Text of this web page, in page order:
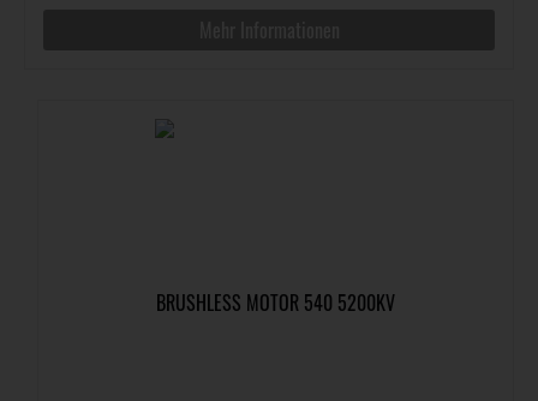
BRUSHLESS MOTOR 540 5200KV